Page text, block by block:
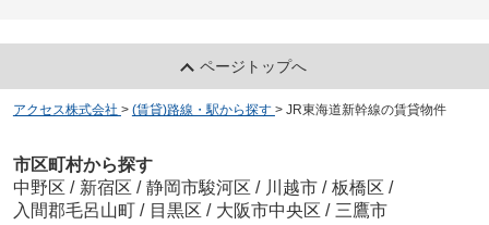
ページトップへ
アクセス株式会社 > (賃貸)路線・駅から探す > JR東海道新幹線の賃貸物件
市区町村から探す
中野区 / 新宿区 / 静岡市駿河区 / 川越市 / 板橋区 /
入間郡毛呂山町 / 目黒区 / 大阪市中央区 / 三鷹市